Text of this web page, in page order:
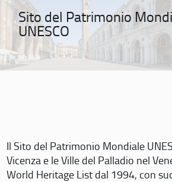
Sito del Patrimonio
UNESCO
Il Sito del Patrimonio Mondiale
Vicenza e le Ville del Palladio nel
World Heritage List dal 1994, con